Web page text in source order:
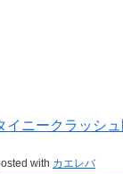
イニークラッシ
with カエレバ